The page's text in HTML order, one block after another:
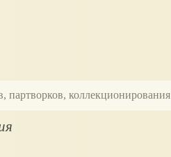
партворков, коллекционирования